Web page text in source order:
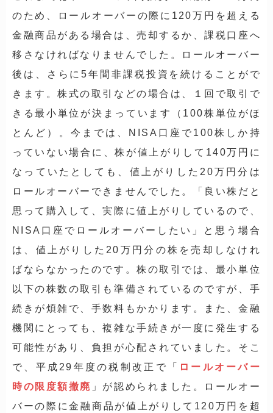
のため、ロールオーバーの際に120万円を超える
金融商品がある場合は、売却するか、課税口座へ
移さなければなりませんでした。ロールオーバー
後は、さらに5年間非課税投資を続けることがで
きます。株式の取引などの場合は、１回で取引で
きる最小単位が決まっています（100株単位がほ
とんど）。今までは、NISA口座で100株しか持
っていない場合に、株が値上がりして140万円に
なっていたとしても、値上がりした20万円分は
ロールオーバーできませんでした。「良い株だと
思って購入して、実際に値上がりしているので、
NISA口座でロールオーバーしたい」と思う場合
は、値上がりした20万円分の株を売却しなけれ
ばならなかったのです。株の取引では、最小単位
以下の株数の取引も準備されているのですが、手
続きが煩雑で、手数料もかかります。また、金融
機関にとっても、複雑な手続きが一度に発生する
可能性があり、負担が心配されていました。そこ
で、平成29年度の税制改正で「
ロールオーバー
時の限度額撤廃 」が認められました。ロールオー
バーの際に金融商品が値上がりして120万円を超